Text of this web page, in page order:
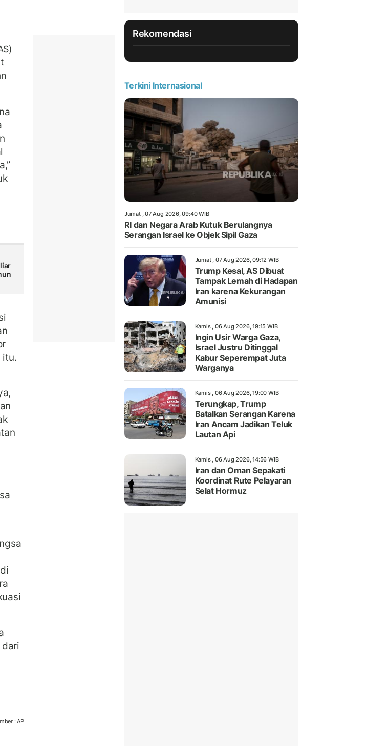
itu.
: AP
Rekomendasi
Terkini Internasional
Jumat , 07 Aug 2026, 09:40 WIB
RI dan Negara Arab Kutuk Berulangnya
Serangan Israel ke Objek Sipil Gaza
Jumat , 07 Aug 2026, 09:12 WIB
Trump Kesal, AS Dibuat
Tampak Lemah di Hadapan
Iran karena Kekurangan
Amunisi
Kamis , 06 Aug 2026, 19:15 WIB
Ingin Usir Warga Gaza,
Israel Justru Ditinggal
Kabur Seperempat Juta
Warganya
Kamis , 06 Aug 2026, 19:00 WIB
Terungkap, Trump
Batalkan Serangan Karena
Iran Ancam Jadikan Teluk
Lautan Api
Kamis , 06 Aug 2026, 14:56 WIB
Iran dan Oman Sepakati
Koordinat Rute Pelayaran
Selat Hormuz